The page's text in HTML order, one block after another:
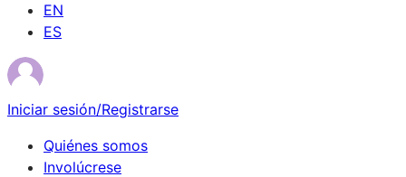
EN
ES
Iniciar sesión/Registrarse
Quiénes somos
Involúcrese